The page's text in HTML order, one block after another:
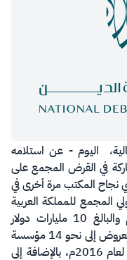
اليوم - عن استلامه
في القرض المجمع على
نجاح المكتب مرة أخرى في
المجمع للمملكة العربية
السعودية الذي تم ترتيبه العام 2016م والبالغ 10 مليارات دولار
أمريكي. وقد أرسل المكتب طلبات تقديم العروض إلى نحو 14 مؤسسة
مالية كانت قد شاركت في القرض المجمع لعام 2016م، بالإضافة إلى